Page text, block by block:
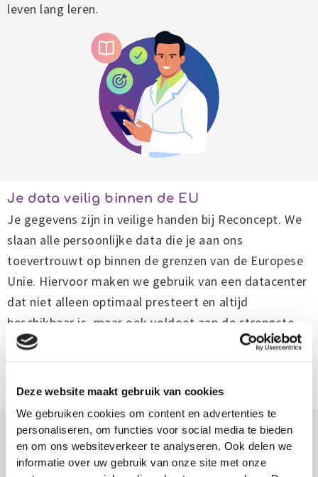
Deze website maakt gebruik van cookies
We gebruiken cookies om content en advertenties te
personaliseren, om functies voor social media te bieden
en om ons websiteverkeer te analyseren. Ook delen we
informatie over uw gebruik van onze site met onze
leven lang leren.
Je data veilig binnen de EU
Je gegevens zijn in veilige handen bij Reconcept. We
slaan alle persoonlijke data die je aan ons
toevertrouwt op binnen de grenzen van de Europese
Unie. Hiervoor maken we gebruik van een datacenter
dat niet alleen optimaal presteert en altijd
beschikbaar is, maar ook voldoet aan de strengste
beveiligingseisen. Zo weet je zeker dat jouw
beschermd terwijl jij je focust op de toekomst.
We zijn ISO-gecertificeerd
We vinden het belangrijk dat iedereen in onze
organisatie continu bewust is van